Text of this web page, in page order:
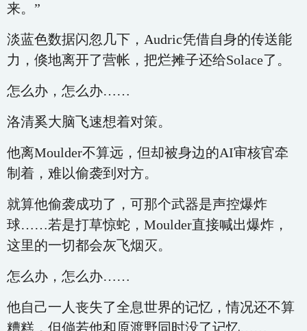
来。”
淡蓝色数据闪忽几下，Audric凭借自身的传送能
力，倏地离开了营帐，把烂摊子还给Solace了。
怎么办，怎么办……
洛清奚大脑飞速想着对策。
他离Moulder不算远，但却被身边的AI审核官牵
制着，难以偷袭到对方。
就算他偷袭成功了，可那个武器是声控爆炸
球……若是打草惊蛇，Moulder直接喊出爆炸，
这里的一切都会灰飞烟灭。
怎么办，怎么办……
他自己一人丧失了全息世界的记忆，情况还不算
糟糕，但倘若他和原渡野同时没了记忆……